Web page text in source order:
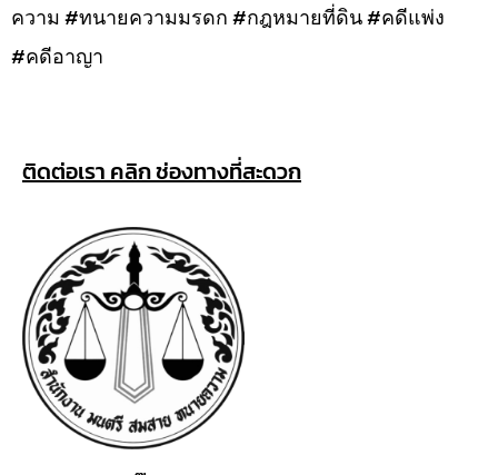
ความ #ทนายความมรดก #กฎหมายที่ดิน #คดีแพ่ง
#คดีอาญา
ติดต่อเรา คลิก ช่องทางที่สะดวก